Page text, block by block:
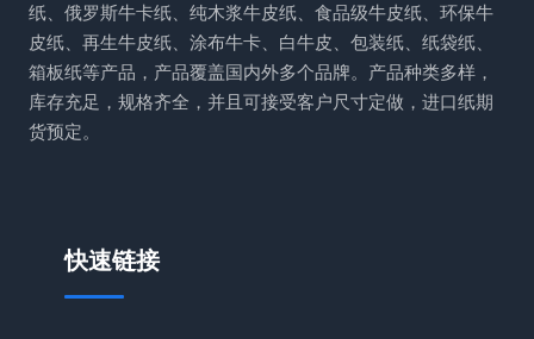
纸、俄罗斯牛卡纸、纯木浆牛皮纸、食品级牛皮纸、环保牛
皮纸、再生牛皮纸、涂布牛卡、白牛皮、包装纸、纸袋纸、
箱板纸等产品，产品覆盖国内外多个品牌。产品种类多样，
库存充足，规格齐全，并且可接受客户尺寸定做，进口纸期
货预定。
快速链接